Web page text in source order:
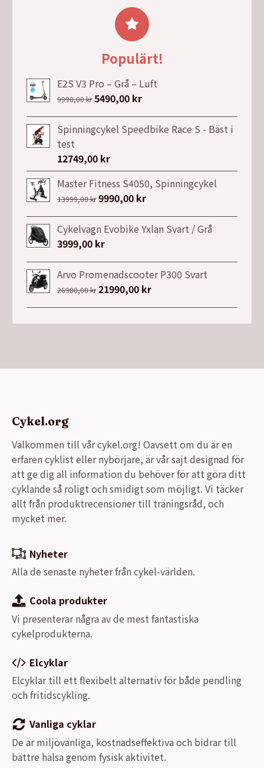
4003,00 kr.
är:
2650,00 kr.
Populärt!
E2S V3 Pro – Grå – Luft
9990,00kr Det
priset
9990,00 kr.
5490,00 krDet
priset
Spinningcykel Speedbike Race S - Bäst i
test
12749,00 kr
Master Fitness S4050, Spinningcykel
13999,00kr Det
priset
var:
9990,00 krDet
priset
Cykelvagn Evobike Yxlan Svart / Grå
3999,00 kr
Arvo Promenadscooter P300 Svart
26900,00kr Det
21990,00 krDet
Cykel.org
Välkommen till vår cykel.org! Oavsett om du är en
erfaren cyklist eller nybörjare, är vår sajt designad för
att ge dig all information du behöver för att göra ditt
cyklande så roligt och smidigt som möjligt. Vi täcker
allt från produktrecensioner till träningsråd, och
mycket mer.
Nyheter
Alla de senaste nyheter från cykel-världen.
Coola produkter
Vi presenterar några av de mest fantastiska
cykelprodukterna.
Elcyklar
Elcyklar till ett flexibelt alternativ för både pendling
och fritidscykling.
Vanliga cyklar
De är miljövänliga, kostnadseffektiva och bidrar till
bättre hälsa genom fysisk aktivitet.